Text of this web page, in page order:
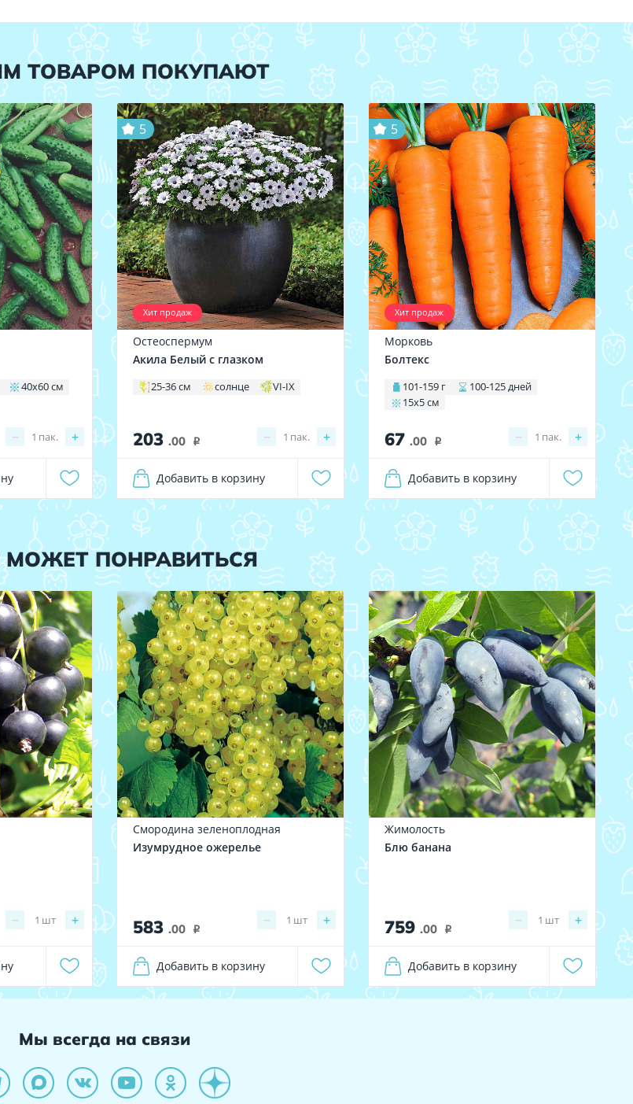
ТОВАРОМ ПОКУПАЮТ
40х60 см
− +
1 пак.
Хит продаж
5
Остеоспермум
Акила Белый с глазком
25-36 см солнце VI-IX
203 .00 i − +
1 пак.
Добавить в корзину
Хит продаж
5
Морковь
Болтекс
101-159 г
100-125 дней
15х5 см
67 .00 i − +
1 пак.
Добавить в корзину
МОЖЕТ ПОНРАВИТЬСЯ
− +
1 шт
Смородина зеленоплодная
Изумрудное ожерелье
583 .00 i
− +
1 шт
Добавить в корзину
Жимолость
Блю банана
759 .00 i
− +
1 шт
Добавить в корзину
Мы всегда на связи